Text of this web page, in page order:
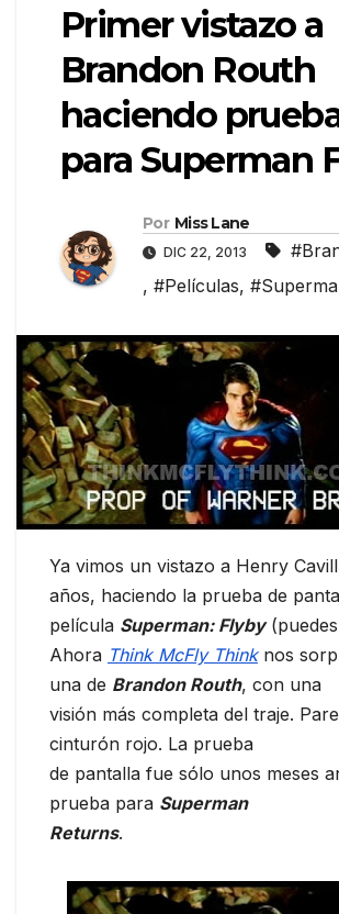
Primer vistazo a
Brandon Routh
haciendo
para Superman
Por Miss Lane
DIC 22, 2013
, #Películas,
Ya vimos un vistazo a Henry
años, haciendo la prueba de
película Superman: Flyby
Ahora Think McFly Thinknos
una de Brandon Routh, con una
visión más completa del traje.
cinturón rojo. La prueba
de pantalla fue sólo unos meses
prueba para Superman
Returns.